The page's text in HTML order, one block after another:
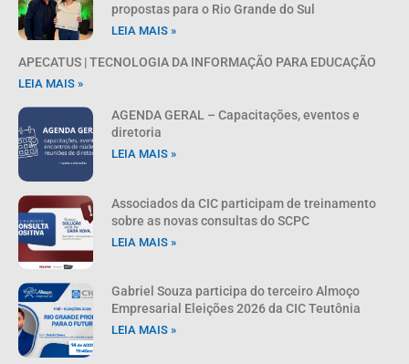
propostas para o Rio Grande do Sul
LEIA MAIS »
APECATUS | TECNOLOGIA DA INFORMAÇÃO PARA EDUCAÇÃO
LEIA MAIS »
AGENDA GERAL – Capacitações, eventos e
diretoria
LEIA MAIS »
Associados da CIC participam de treinamento
sobre as novas consultas do SCPC
LEIA MAIS »
Gabriel Souza participa do terceiro Almoço
Empresarial Eleições 2026 da CIC Teutônia
LEIA MAIS »